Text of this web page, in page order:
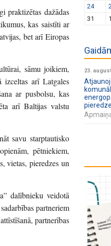
dažādas
kas saistīti ar
bet arī Eiropas
sāmu joikiem,
izceltas arī Latgales
ar pusbolsu, kas
arī Baltijas valstu
savu starptautisko
pētniekiem,
vietas, pieredzes un
dalībnieku veidotā
partneriem
partnerības
24
31
1
23.
pieredze